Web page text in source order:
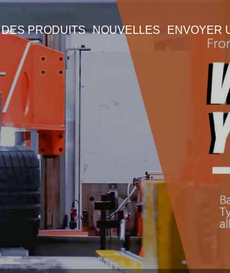
DES PRODUITS NOUVELLES ENVOYER